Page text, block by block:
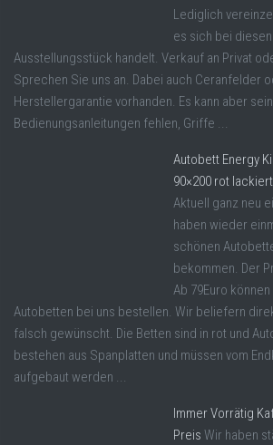
Lediglich
es sich bei
Ausstellungsstück handelt. Verkauf an Privat
Sprechen Sie uns an. Dabei auch Ceranfelder
Herstellergarantie vorhanden. Es kann aber
Bedienungsanleitungen fehlen, Griffe ...
Autobett Energy
90×200 rot
Aktuell ganz neu
haben wieder
schönen
bekommen. Der
Ab 79Euro
Autobetten bei uns bestellen. Wir beliefern
falsch gewünscht. Die Betten sind in rot und
bestehen aus Spanplatten und müssen vom
aufgebaut werden ...
Immer Vorrätig
Preis Wir haben